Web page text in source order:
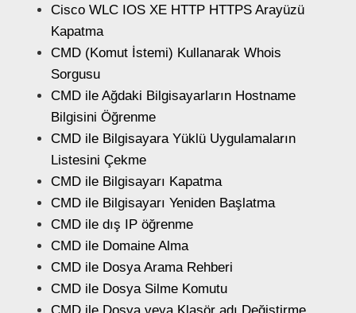
Cisco WLC IOS XE HTTP HTTPS Arayüzü
Kapatma
CMD (Komut İstemi) Kullanarak Whois
Sorgusu
CMD ile Ağdaki Bilgisayarların Hostname
Bilgisini Öğrenme
CMD ile Bilgisayara Yüklü Uygulamaların
Listesini Çekme
CMD ile Bilgisayarı Kapatma
CMD ile Bilgisayarı Yeniden Başlatma
CMD ile dış IP öğrenme
CMD ile Domaine Alma
CMD ile Dosya Arama Rehberi
CMD ile Dosya Silme Komutu